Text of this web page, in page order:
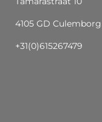
4105 GD Culemborg
+31(0)615267479